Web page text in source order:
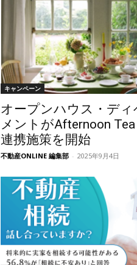
キャンペーン
オープンハウス・デ
メントがAfternoon Tea
連携施策を開始
不動産ONLINE 編集部 - 2025年9月4日